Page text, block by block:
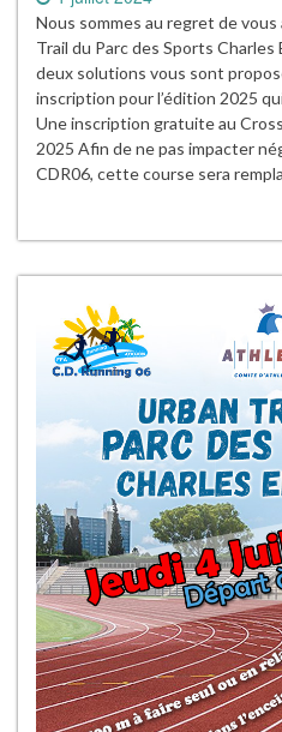
Nous sommes au regret de
Trail du Parc des Sports Charles
deux solutions vous sont
inscription pour l’édition 2025
Une inscription gratuite au
2025 Afin de ne pas impacter
CDR06, cette course sera